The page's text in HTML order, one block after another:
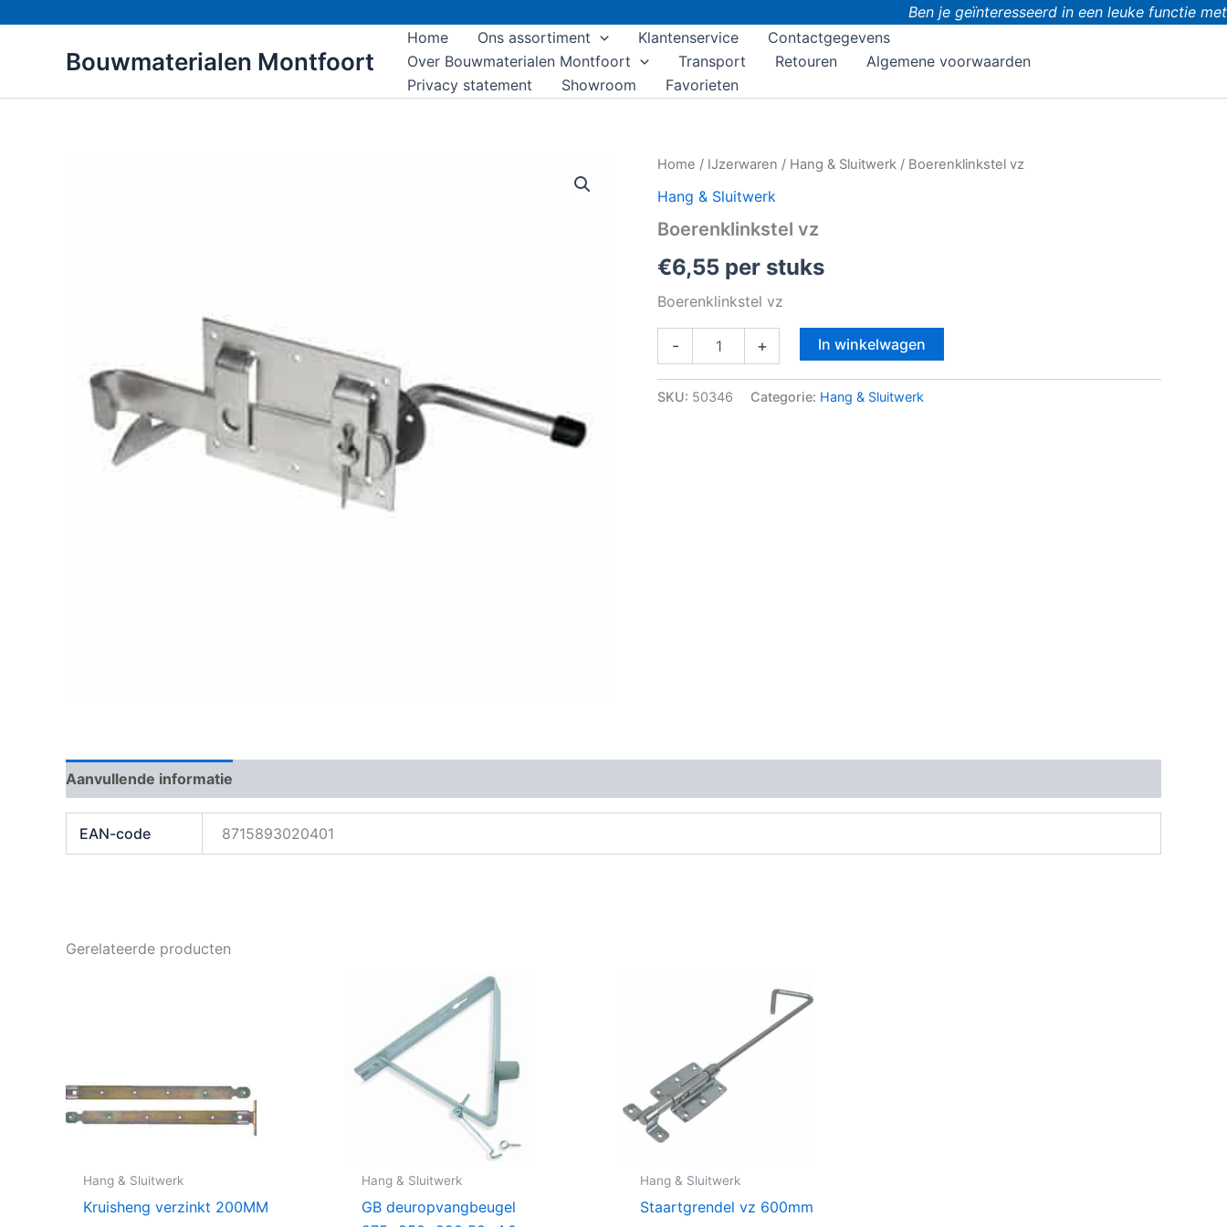
Ben je geïnteresseerd in een leuke functie
Bouwmaterialen Montfoort
Home Ons assortiment Klantenservice
Contactgegevens
Over Bouwmaterialen Montfoort
Transport Retouren
Algemene voorwaarden
Privacy statement
Showroom Favorieten
Home / IJzerwaren / Hang & Sluitwerk / Boerenklinkstel vz
Hang & Sluitwerk
Boerenklinkstel vz
€6,55 per stuks
Boerenklinkstel vz
-
Boerenklinkstel
aantal
+ In winkelwagen
SKU: 50346 Categorie: Hang & Sluitwerk
Aanvullende informatie
EAN-code 8715893020401
Gerelateerde producten
Hang & Sluitwerk
Kruisheng verzinkt 200MM
Hang & Sluitwerk
GB deuropvangbeugel
Hang & Sluitwerk
Staartgrendel vz 600mm